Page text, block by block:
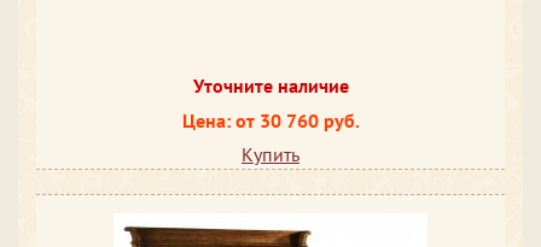
Уточните наличие
Цена: от 30 760 руб.
Купить